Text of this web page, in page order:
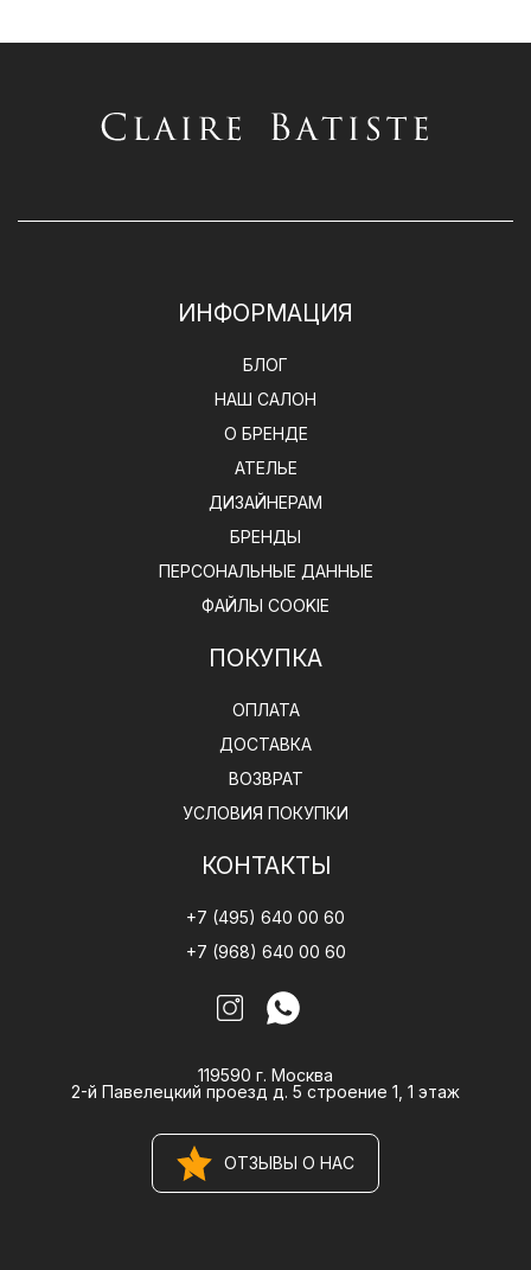
ИНФОРМАЦИЯ
БЛОГ
НАШ САЛОН
О БРЕНДЕ
АТЕЛЬЕ
ДИЗАЙНЕРАМ
БРЕНДЫ
ПЕРСОНАЛЬНЫЕ ДАННЫЕ
ФАЙЛЫ COOKIE
ПОКУПКА
ОПЛАТА
ДОСТАВКА
ВОЗВРАТ
УСЛОВИЯ ПОКУПКИ
КОНТАКТЫ
+7 (495) 640 00 60
+7 (968) 640 00 60
119590 г. Москва
2-й Павелецкий проезд д. 5 строение 1, 1 этаж
ОТЗЫВЫ О НАС